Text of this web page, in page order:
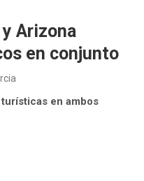
y Arizona
en conjunto
en ambos